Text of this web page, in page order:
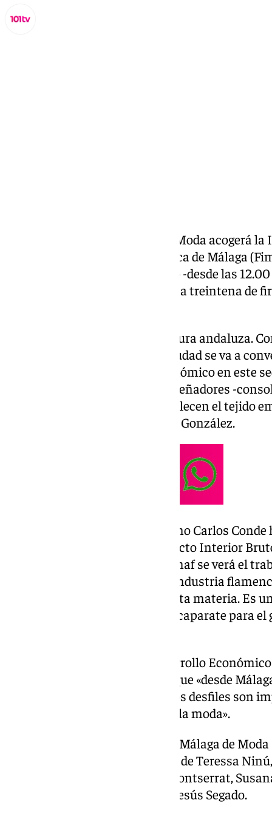
El Museo del Automóvil y de la Moda acogerá
Flamenca de Málaga
próximos días 22 y 23 de febrero -desde las
edición, participarán más de una treintena de
«Es un símbolo del arte y la cultura andaluza.
presente y el futuro. Nuestra ciudad se va a
flamenca, que es un motor económico en este
de trabajo. Reúne, además, a diseñadores -
etc., creando sinergias que fortalecen el tejido
directora del evento, María José González.
El concejal del equipo de gobierno Carlos
moda supone un 2,8% del Producto Interior
exportaciones del país». «En Fimaf se verá el
profesionales de la moda de la industria
que vienen pisando fuerte en esta materia. Es
nuestro calendario y sirve de escaparate para
La diputada provincial de Desarrollo
Esperanza González, ha dicho que «desde
este tipo de eventos, ya que estos desfiles son
viste de flamenca, siempre va a la moda».
Un total de diez diseñadores de Málaga de
de esta novena edición. Se trata de Teressa
Barroca, Pepitina Ruiz, Rocío Montserrat,
Galván, Vístete de Flamenca y Jesús Segado.